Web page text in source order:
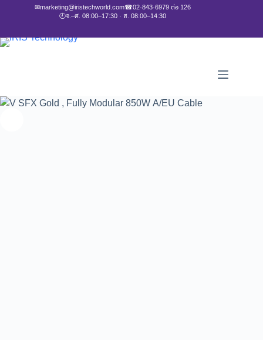
✉marketing@iristechworld.com☎02-843-6979 ต่อ 126
🕘จ.–ศ. 08:00–17:30 · ส. 08:00–14:30